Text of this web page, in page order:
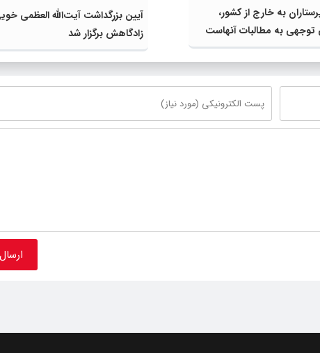
به خارج از کشور،
به مطالبات آنهاست
آیین بزرگداشت آیت‌الله العظمی
زادگاهش برگزار شد